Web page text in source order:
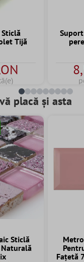
Tijă
placă și asta
Sticlă
Fațetă